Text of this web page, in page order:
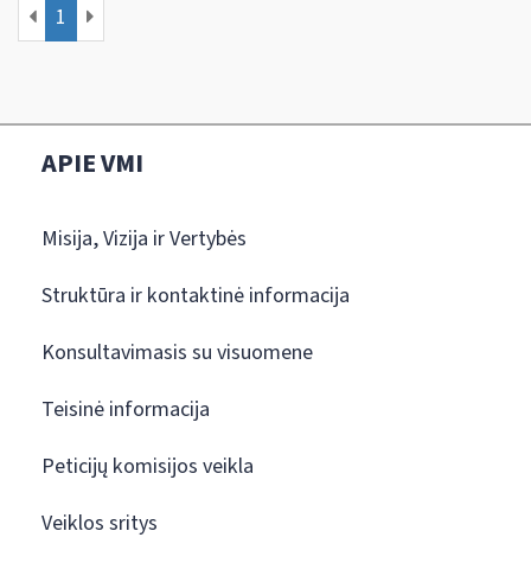
1
APIE VMI
Misija, Vizija ir Vertybės
Struktūra ir kontaktinė informacija
Konsultavimasis su visuomene
Teisinė informacija
Peticijų komisijos veikla
Veiklos sritys